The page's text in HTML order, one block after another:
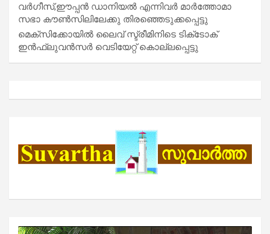
വർഗീസ്,ഈപ്പൻ ഡാനിയൽ എന്നിവർ മാർത്തോമാ
സഭാ കൗൺസിലിലേക്കു തിരഞ്ഞെടുക്കപ്പെട്ടു
മെക്സിക്കോയിൽ ലൈവ് സ്ട്രീമിനിടെ ടിക്‌ടോക്
ഇൻഫ്ലുവൻസർ വെടിയേറ്റ് കൊല്ലപ്പെട്ടു